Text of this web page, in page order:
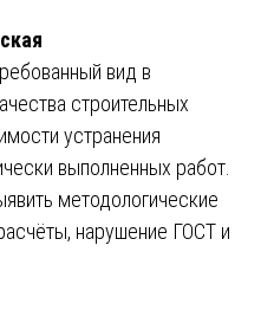
вид в
строительных
устранения
выполненных работ.
методологические
нарушение ГОСТ и